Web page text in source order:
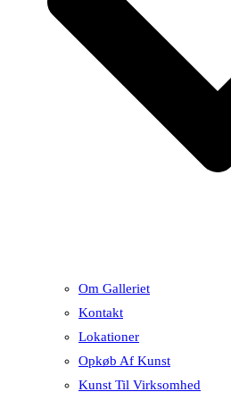
Om Galleriet
Kontakt
Lokationer
Opkøb Af Kunst
Kunst Til Virksomhed